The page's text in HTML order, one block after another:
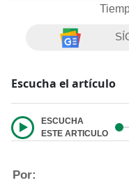
Escucha el artículo
ESCUCHA
ESTE ARTICULO
Por: